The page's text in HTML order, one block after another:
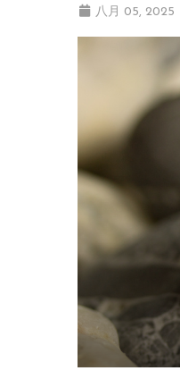
八月 05, 2025